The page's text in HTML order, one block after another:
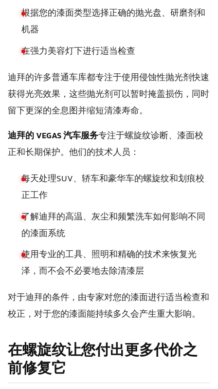
根据您的漆面类型选择正确的抛光盘、研磨剂和
机器
在强力美容灯下进行适当检查
迪拜的许多普通车库都专注于使用侵蚀性抛光剂快速
获得光亮效果，这些抛光剂可以暂时掩盖损伤，同时
留下更深的全息图并缩短清漆寿命。
迪拜的 VEGAS 汽车服务专注于螺旋纹诊断、漆面校
正和长期保护。他们的技术人员：
每天处理SUV、轿车和豪华车的螺旋纹和划痕校
正工作
了解迪拜的高温、灰尘和频繁洗车如何影响不同
的漆面系统
使用专业的工具、照明和精确的技术来恢复光
泽，而不会不必要地去除清漆层
对于迪拜的条件，由专家对您的漆面进行适当检查和
校正，对于您的漆面能持续多久会产生重大影响。
在螺旋纹让您付出更多代价之
前修复它